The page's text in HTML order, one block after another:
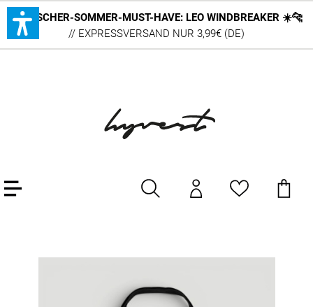
DEUTSCHER-SOMMER-MUST-HAVE: LEO WINDBREAKER ☀️🐆
// EXPRESSVERSAND NUR 3,99€ (DE)